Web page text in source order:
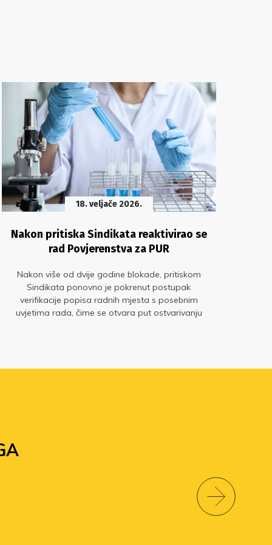
18. veljače 2026.
Nakon pritiska Sindikata reaktivirao se
rad Povjerenstva za PUR
Nakon više od dvije godine blokade, pritiskom
Sindikata ponovno je pokrenut postupak
verifikacije popisa radnih mjesta s posebnim
uvjetima rada, čime se otvara put ostvarivanju